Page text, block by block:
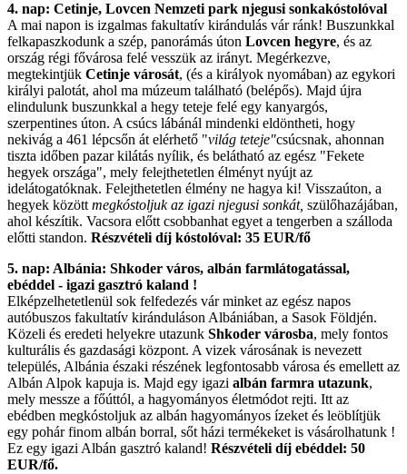
4. nap: Cetinje, Lovcen Nemzeti park njegusi sonkakóstolóval
A mai napon is izgalmas fakultatív kirándulás vár ránk! Buszunkkal
felkapaszkodunk a szép, panorámás úton Lovcen hegyre, és az
ország régi fővárosa felé vesszük az irányt. Megérkezve,
megtekintjük Cetinje városát, (és a királyok nyomában) az egykori
királyi palotát, ahol ma múzeum található (belépős). Majd újra
elindulunk buszunkkal a hegy teteje felé egy kanyargós,
szerpentines úton. A csúcs lábánál mindenki eldöntheti, hogy
nekivág a 461 lépcsőn át elérhető "világ teteje"csúcsnak, ahonnan
tiszta időben pazar kilátás nyílik, és belátható az egész "Fekete
hegyek országa", mely felejthetetlen élményt nyújt az
idelátogatóknak. Felejthetetlen élmény ne hagya ki! Visszaúton, a
hegyek közöttmegkóstoljuk az igazi njegusi sonkát, szülőhazájában,
ahol készítik. Vacsora előtt csobbanhat egyet a tengerben a szálloda
előtti standon. Részvételi díj kóstolóval: 35 EUR/fő
5. nap: Albánia: Shkoder város, albán farmlátogatással,
ebéddel - igazi gasztró kaland !
Elképzelhetetlenül sok felfedezés vár minket az egész napos
autóbuszos fakultatív kiránduláson Albániában, a Sasok Földjén.
Közeli és eredeti helyekre utazunk Shkoder városba, mely fontos
kulturális és gazdasági központ. A vizek városának is nevezett
település, Albánia északi részének legfontosabb városa és emellett az
Albán Alpok kapuja is. Majd egy igazi albán farmra utazunk,
mely messze a főúttól, a hagyományos életmódot rejti. Itt az
ebédben megkóstoljuk az albán hagyományos ízeket és leöblítjük
egy pohár finom albán borral, sőt házi termékeket is vásárolhatunk !
Ez egy igazi Albán gasztró kaland! Részvételi díj ebéddel: 50
EUR/fő.